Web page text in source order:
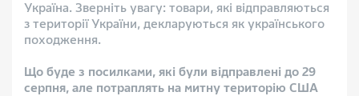
Україна. Зверніть увагу: товари, які відправляються
з території України, декларуються як українського
походження.
Що буде з посилками, які були відправлені до 29
серпня, але потраплять на митну територію США